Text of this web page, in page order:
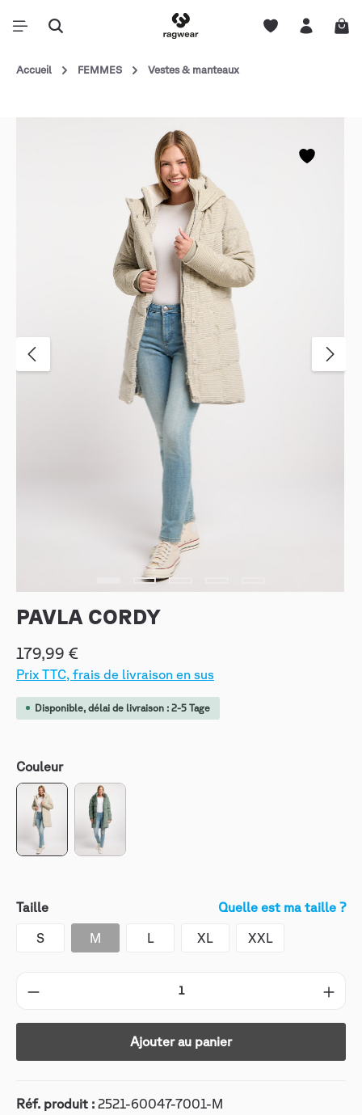
Accueil FEMMES Vestes & manteaux
PAVLA CORDY
179,99 €
Prix TTC, frais de livraison en sus
Disponible, délai de livraison : 2-5 Tage
Couleur
Taille Quelle est ma taille ?
S M L XL XXL
Ajouter au panier
Réf. produit : 2521-60047-7001-M